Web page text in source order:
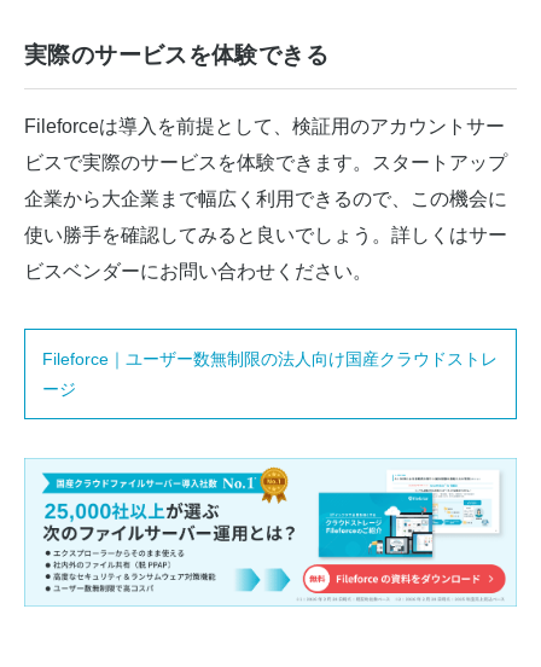
実際のサービスを体験できる
Fileforceは導入を前提として、検証用のアカウントサー
ビスで実際のサービスを体験できます。スタートアップ
企業から大企業まで幅広く利用できるので、この機会に
使い勝手を確認してみると良いでしょう。詳しくはサー
ビスベンダーにお問い合わせください。
Fileforce｜ユーザー数無制限の法人向け国産クラウドストレ
ージ